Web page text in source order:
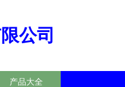
公司
产品大全